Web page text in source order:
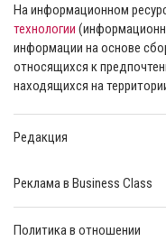
На информационном
технологии
информации на основе
относящихся к
находящихся на
Редакция
Реклама в Business Class
Политика в отношении